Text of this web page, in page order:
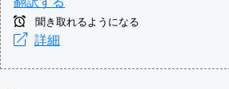
聞き取れるようになる
詳細